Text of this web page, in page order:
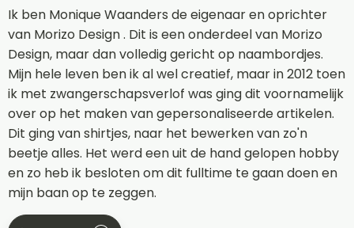
Ik ben Monique Waanders de eigenaar en oprichter
van Morizo Design . Dit is een onderdeel van Morizo
Design, maar dan volledig gericht op naambordjes.
Mijn hele leven ben ik al wel creatief, maar in 2012 toen
ik met zwangerschapsverlof was ging dit voornamelijk
over op het maken van gepersonaliseerde artikelen.
Dit ging van shirtjes, naar het bewerken van zo'n
beetje alles. Het werd een uit de hand gelopen hobby
en zo heb ik besloten om dit fulltime te gaan doen en
mijn baan op te zeggen.